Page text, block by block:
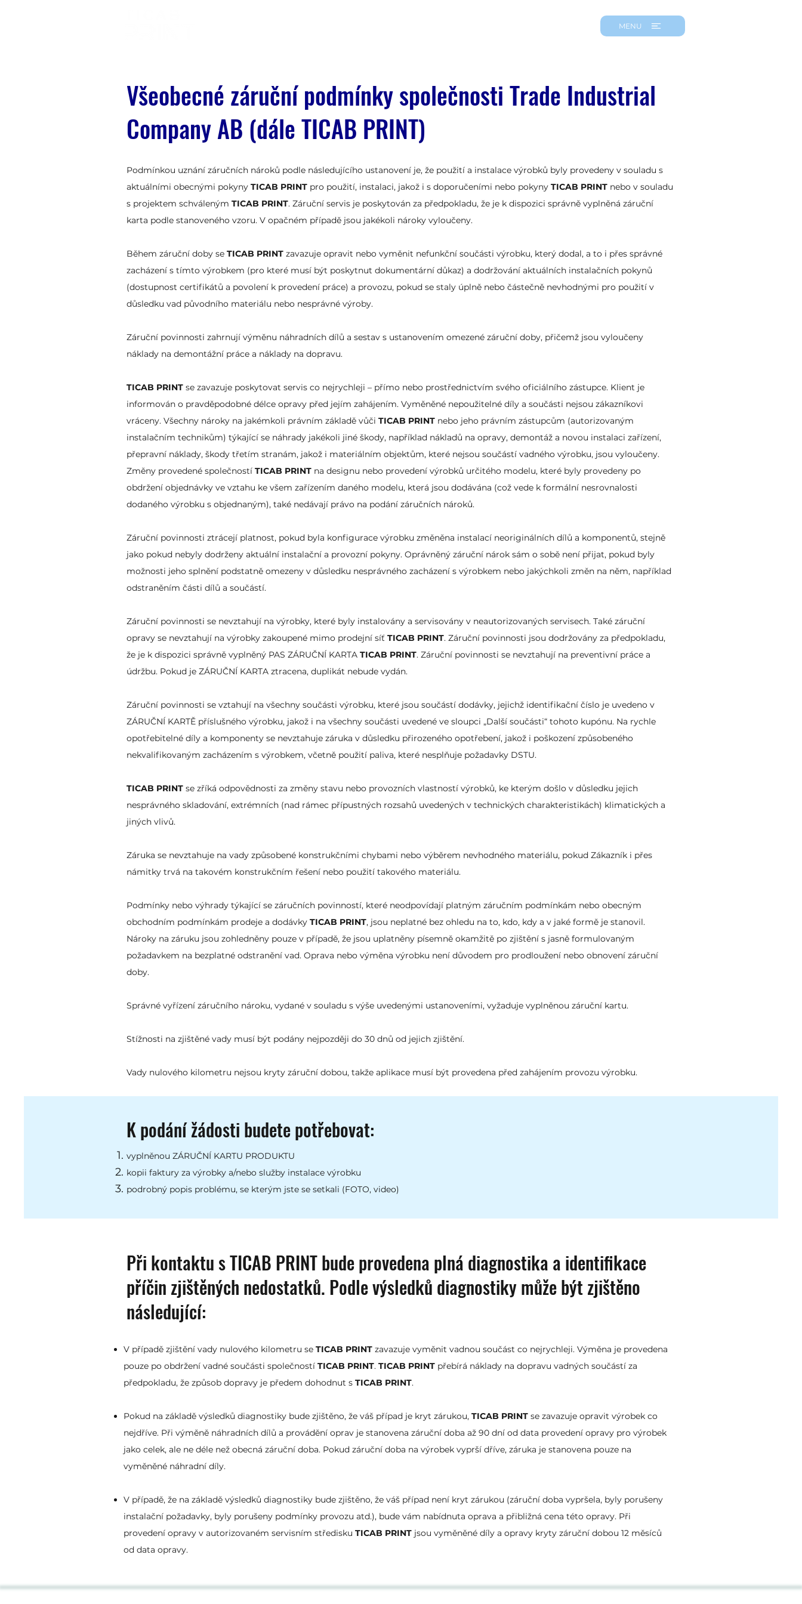
MENU
Všeobecné záruční podmínky společnosti Trade Industrial
Company AB (dále TICAB PRINT)
Podmínkou uznání záručních nároků podle následujícího ustanovení je, že použití a instalace výrobků byly provedeny v souladu s
aktuálními obecnými pokyny TICAB PRINT pro použití, instalaci, jakož i s doporučeními nebo pokyny TICAB PRINT nebo v souladu
s projektem schváleným TICAB PRINT. Záruční servis je poskytován za předpokladu, že je k dispozici správně vyplněná záruční
karta podle stanoveného vzoru. V opačném případě jsou jakékoli nároky vyloučeny.
Během záruční doby se TICAB PRINT zavazuje opravit nebo vyměnit nefunkční součásti výrobku, který dodal, a to i přes správné
zacházení s tímto výrobkem (pro které musí být poskytnut dokumentární důkaz) a dodržování aktuálních instalačních pokynů
(dostupnost certifikátů a povolení k provedení práce) a provozu, pokud se staly úplně nebo částečně nevhodnými pro použití v
důsledku vad původního materiálu nebo nesprávné výroby.
Záruční povinnosti zahrnují výměnu náhradních dílů a sestav s ustanovením omezené záruční doby, přičemž jsou vyloučeny
náklady na demontážní práce a náklady na dopravu.
TICAB PRINT se zavazuje poskytovat servis co nejrychleji – přímo nebo prostřednictvím svého oficiálního zástupce. Klient je
informován o pravděpodobné délce opravy před jejím zahájením. Vyměněné nepoužitelné díly a součásti nejsou zákazníkovi
vráceny. Všechny nároky na jakémkoli právním základě vůči TICAB PRINT nebo jeho právním zástupcům (autorizovaným
instalačním technikům) týkající se náhrady jakékoli jiné škody, například nákladů na opravy, demontáž a novou instalaci zařízení,
přepravní náklady, škody třetím stranám, jakož i materiálním objektům, které nejsou součástí vadného výrobku, jsou vyloučeny.
Změny provedené společností TICAB PRINT na designu nebo provedení výrobků určitého modelu, které byly provedeny po
obdržení objednávky ve vztahu ke všem zařízením daného modelu, která jsou dodávána (což vede k formální nesrovnalosti
dodaného výrobku s objednaným), také nedávají právo na podání záručních nároků.
Záruční povinnosti ztrácejí platnost, pokud byla konfigurace výrobku změněna instalací neoriginálních dílů a komponentů, stejně
jako pokud nebyly dodrženy aktuální instalační a provozní pokyny. Oprávněný záruční nárok sám o sobě není přijat, pokud byly
možnosti jeho splnění podstatně omezeny v důsledku nesprávného zacházení s výrobkem nebo jakýchkoli změn na něm, například
odstraněním části dílů a součástí.
Záruční povinnosti se nevztahují na výrobky, které byly instalovány a servisovány v neautorizovaných servisech. Také záruční
opravy se nevztahují na výrobky zakoupené mimo prodejní síť TICAB PRINT. Záruční povinnosti jsou dodržovány za předpokladu,
že je k dispozici správně vyplněný PAS ZÁRUČNÍ KARTA TICAB PRINT. Záruční povinnosti se nevztahují na preventivní práce a
údržbu. Pokud je ZÁRUČNÍ KARTA ztracena, duplikát nebude vydán.
Záruční povinnosti se vztahují na všechny součásti výrobku, které jsou součástí dodávky, jejichž identifikační číslo je uvedeno v
ZÁRUČNÍ KARTĚ příslušného výrobku, jakož i na všechny součásti uvedené ve sloupci „Další součásti“ tohoto kupónu. Na rychle
opotřebitelné díly a komponenty se nevztahuje záruka v důsledku přirozeného opotřebení, jakož i poškození způsobeného
nekvalifikovaným zacházením s výrobkem, včetně použití paliva, které nesplňuje požadavky DSTU.
TICAB PRINT se zříká odpovědnosti za změny stavu nebo provozních vlastností výrobků, ke kterým došlo v důsledku jejich
nesprávného skladování, extrémních (nad rámec přípustných rozsahů uvedených v technických charakteristikách) klimatických a
jiných vlivů.
Záruka se nevztahuje na vady způsobené konstrukčními chybami nebo výběrem nevhodného materiálu, pokud Zákazník i přes
námitky trvá na takovém konstrukčním řešení nebo použití takového materiálu.
Podmínky nebo výhrady týkající se záručních povinností, které neodpovídají platným záručním podmínkám nebo obecným
obchodním podmínkám prodeje a dodávky TICAB PRINT, jsou neplatné bez ohledu na to, kdo, kdy a v jaké formě je stanovil.
Nároky na záruku jsou zohledněny pouze v případě, že jsou uplatněny písemně okamžitě po zjištění s jasně formulovaným
požadavkem na bezplatné odstranění vad. Oprava nebo výměna výrobku není důvodem pro prodloužení nebo obnovení záruční
doby.
Správné vyřízení záručního nároku, vydané v souladu s výše uvedenými ustanoveními, vyžaduje vyplněnou záruční kartu.
Stížnosti na zjištěné vady musí být podány nejpozději do 30 dnů od jejich zjištění.
Vady nulového kilometru nejsou kryty záruční dobou, takže aplikace musí být provedena před zahájením provozu výrobku.
K podání žádosti budete potřebovat:
vyplněnou ZÁRUČNÍ KARTU PRODUKTU
kopii faktury za výrobky a/nebo služby instalace výrobku
podrobný popis problému, se kterým jste se setkali (FOTO, video)
Při kontaktu s TICAB PRINT bude provedena plná diagnostika a identifikace
příčin zjištěných nedostatků. Podle výsledků diagnostiky může být zjištěno
následující:
V případě zjištění vady nulového kilometru se TICAB PRINT zavazuje vyměnit vadnou součást co nejrychleji. Výměna je provedena
pouze po obdržení vadné součásti společností TICAB PRINT. TICAB PRINT přebírá náklady na dopravu vadných součástí za
předpokladu, že způsob dopravy je předem dohodnut s TICAB PRINT.
Pokud na základě výsledků diagnostiky bude zjištěno, že váš případ je kryt zárukou, TICAB PRINT se zavazuje opravit výrobek co
nejdříve. Při výměně náhradních dílů a provádění oprav je stanovena záruční doba až 90 dní od data provedení opravy pro výrobek
jako celek, ale ne déle než obecná záruční doba. Pokud záruční doba na výrobek vyprší dříve, záruka je stanovena pouze na
vyměněné náhradní díly.
V případě, že na základě výsledků diagnostiky bude zjištěno, že váš případ není kryt zárukou (záruční doba vypršela, byly porušeny
instalační požadavky, byly porušeny podmínky provozu atd.), bude vám nabídnuta oprava a přibližná cena této opravy. Při
provedení opravy v autorizovaném servisním středisku TICAB PRINT jsou vyměněné díly a opravy kryty záruční dobou 12 měsíců
od data opravy.